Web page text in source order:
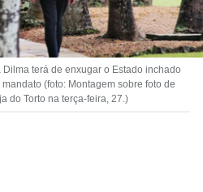
terá de enxugar o Estado inchado
(foto: Montagem sobre foto de
do Torto na terça-feira, 27.)